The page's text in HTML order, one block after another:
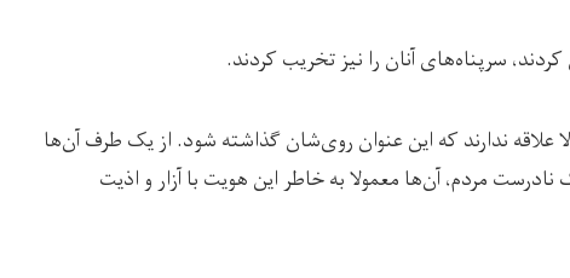
سرپناه‌های آنان را نیز تخریب کردند.
ندارند که این عنوان روی‌شان گذاشته شود. از یک طرف آن‌ها
مردم، آن‌ها معمولا به خاطر این هویت با آزار و اذیت